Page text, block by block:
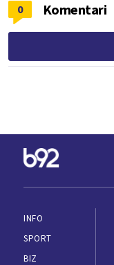
0 Komentari
INFO
SPORT
BIZ